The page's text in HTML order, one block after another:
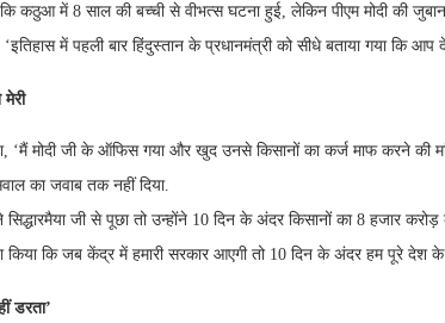
कि कठुआ में 8 साल की बच्ची से वीभत्स घटना हुई, लेकिन पीएम मोदी की
‘इतिहास में पहली बार हिंदुस्तान के प्रधानमंत्री को सीधे बताया गया कि आप
मेरी
‘मैं मोदी जी के ऑफिस गया और खुद उनसे किसानों का कर्ज माफ करने की
का जवाब तक नहीं दिया.
जी से पूछा तो उन्होंने 10 दिन के अंदर किसानों का 8 हजार करोड़
किया कि जब केंद्र में हमारी सरकार आएगी तो 10 दिन के अंदर हम पूरे देश
डरता’